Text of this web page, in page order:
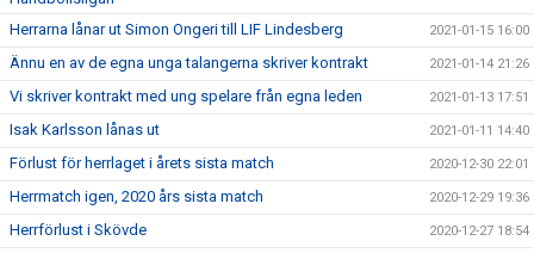
Herrarna lånar ut Simon Ongeri till LIF Lindesberg 2021-01-15 16:00
Ännu en av de egna unga talangerna skriver kontrakt 2021-01-14 21:26
Vi skriver kontrakt med ung spelare från egna leden 2021-01-13 17:51
Isak Karlsson lånas ut 2021-01-11 14:40
Förlust för herrlaget i årets sista match 2020-12-30 22:01
Herrmatch igen, 2020 års sista match 2020-12-29 19:36
Herrförlust i Skövde 2020-12-27 18:54